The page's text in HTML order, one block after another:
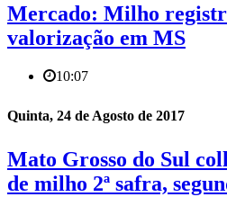
Mercado: Milho
valorização em MS
10:07
Quinta, 24 de Agosto de 2017
Mato Grosso do Sul
de milho 2ª safra,